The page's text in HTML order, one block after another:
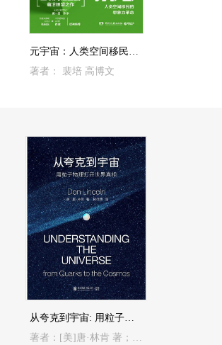
元宇宙：人类空间移民的想象力革命
著者： 裴培 高博文
从夸克到宇宙: 用粒子物理打开世界真相
著者：[美]唐·林肯 著；孙佳雯 译